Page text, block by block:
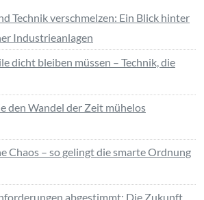
Technik verschmelzen: Ein Blick hinter
Industrieanlagen
dicht bleiben müssen – Technik, die
den Wandel der Zeit mühelos
Chaos – so gelingt die smarte Ordnung
abgestimmt: Die Zukunft